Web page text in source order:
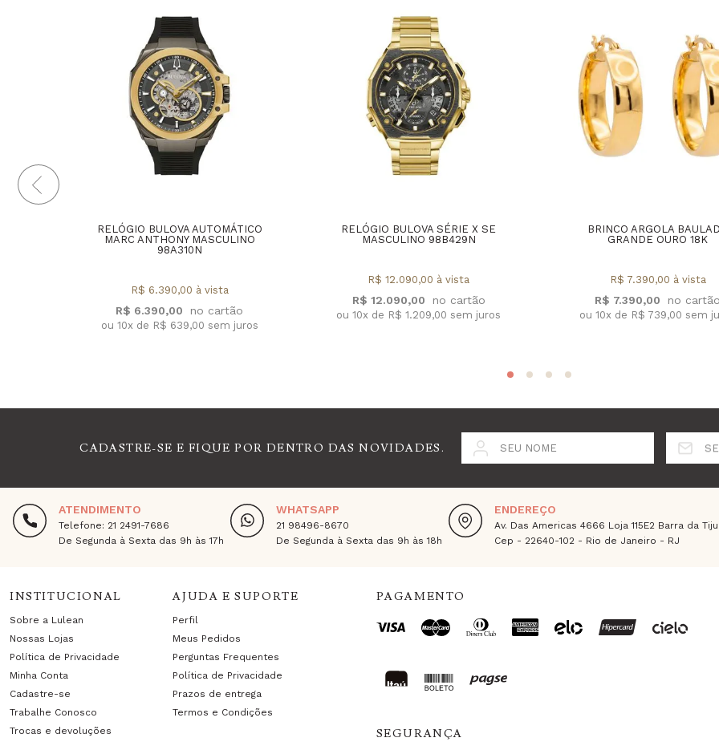
RELÓGIO BULOVA AUTOMÁTICO
MARC ANTHONY MASCULINO
98A310N
R$ 6.390,00
R$ 6.390,00 à vista
ou 10x de R$ 639,00 sem juros
RELÓGIO BULOVA SÉRIE X SE
MASCULINO 98B429N
R$ 12.090,00
R$ 12.090,00 à vista
ou 10x de R$ 1.209,00 sem juros
BRINCO ARGOLA
GRANDE OURO 18K
R$ 7.390,00
R$ 7.390,00 à vista
ou 10x de R$ 739,00 sem
CADASTRE-SE E FIQUE POR DENTRO DAS NOVIDADES. SEU NOME
ATENDIMENTO
Telefone: 21 2491-7686
De Segunda à Sexta das 9h às 17h
WHATSAPP
21 98496-8670
De Segunda à Sexta das 9h às 18h
ENDEREÇO
Av. Das Americas 4666 Loja 115E2 Barra da
Cep - 22640-102 - Rio de Janeiro - RJ
INSTITUCIONAL
Sobre a Lulean
Nossas Lojas
Política de Privacidade
Minha Conta
Cadastre-se
Trabalhe Conosco
Trocas e devoluções
AJUDA E SUPORTE
Perfil
Meus Pedidos
Perguntas Frequentes
Política de Privacidade
Prazos de entrega
Termos e Condições
PAGAMENTO
SEGURANÇA